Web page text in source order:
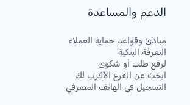
الدعم والمساعدة
مبادئ وقواعد حماية العملاء
التعرفة البنكية
لرفع طلب أو شكوى
ابحث عن الفرع الأقرب لك
التسجيل في الهاتف المصرفي